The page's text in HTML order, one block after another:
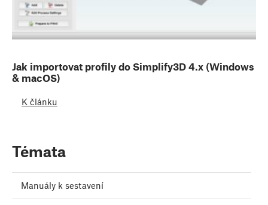
Jak importovat profily do Simplify3D 4.x (Windows
& macOS)
K článku
Témata
Manuály k sestavení